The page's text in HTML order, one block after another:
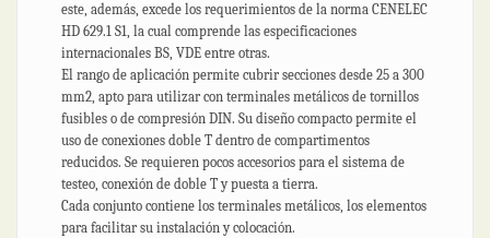
este, además, excede los requerimientos de la norma CENELEC
HD 629.1 S1, la cual comprende las especificaciones
internacionales BS, VDE entre otras.
El rango de aplicación permite cubrir secciones desde 25 a 300
mm2, apto para utilizar con terminales metálicos de tornillos
fusibles o de compresión DIN. Su diseño compacto permite el
uso de conexiones doble T dentro de compartimentos
reducidos. Se requieren pocos accesorios para el sistema de
testeo, conexión de doble T y puesta a tierra.
Cada conjunto contiene los terminales metálicos, los elementos
para facilitar su instalación y colocación.